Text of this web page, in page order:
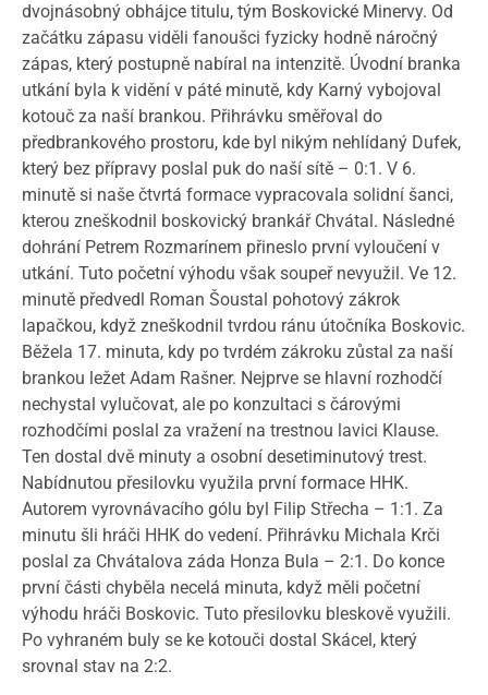
dvojnásobný obhájce titulu, tým Boskovické Minervy. Od
začátku zápasu viděli fanoušci fyzicky hodně náročný
zápas, který postupně nabíral na intenzitě. Úvodní branka
utkání byla k vidění v páté minutě, kdy Karný vybojoval
kotouč za naší brankou. Přihrávku směřoval do
předbrankového prostoru, kde byl nikým nehlídaný Dufek,
který bez přípravy poslal puk do naší sítě – 0:1. V 6.
minutě si naše čtvrtá formace vypracovala solidní šanci,
kterou zneškodnil boskovický brankář Chvátal. Následné
dohrání Petrem Rozmarínem přineslo první vyloučení v
utkání. Tuto početní výhodu však soupeř nevyužil. Ve 12.
minutě předvedl Roman Šoustal pohotový zákrok
lapačkou, když zneškodnil tvrdou ránu útočníka Boskovic.
Běžela 17. minuta, kdy po tvrdém zákroku zůstal za naší
brankou ležet Adam Rašner. Nejprve se hlavní rozhodčí
nechystal vylučovat, ale po konzultaci s čárovými
rozhodčími poslal za vražení na trestnou lavici Klause.
Ten dostal dvě minuty a osobní desetiminutový trest.
Nabídnutou přesilovku využila první formace HHK.
Autorem vyrovnávacího gólu byl Filip Střecha – 1:1. Za
minutu šli hráči HHK do vedení. Přihrávku Michala Krči
poslal za Chvátalova záda Honza Bula – 2:1. Do konce
první části chyběla necelá minuta, když měli početní
výhodu hráči Boskovic. Tuto přesilovku bleskově využili.
Po vyhraném buly se ke kotouči dostal Skácel, který
srovnal stav na 2:2.